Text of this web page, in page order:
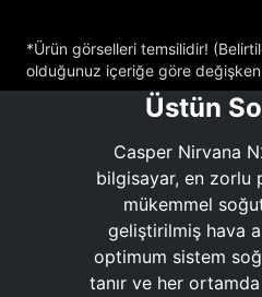
*Ürün görselleri temsilidir!
olduğunuz içeriğe göre
Üstün
Casper Nirvana
bilgisayar, en zorlu
mükemmel
geliştirilmiş hava
optimum sistem
tanır ve her